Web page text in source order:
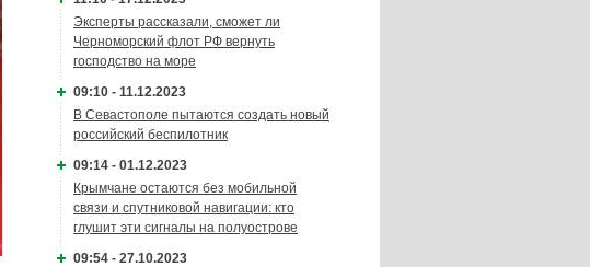
Эксперты рассказали, сможет ли
Черноморский флот РФ вернуть
господство на море
09:10 - 11.12.2023
В Севастополе пытаются создать новый
российский беспилотник
09:14 - 01.12.2023
Крымчане остаются без мобильной
связи и спутниковой навигации: кто
глушит эти сигналы на полуострове
09:54 - 27.10.2023